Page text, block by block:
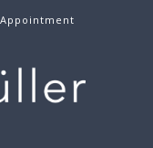
Appointment